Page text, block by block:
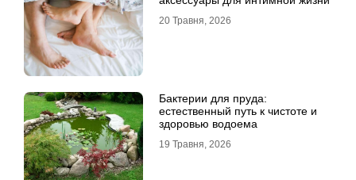
20 Травня, 2026
Бактерии для пруда:
естественный путь к чистоте и
здоровью водоема
19 Травня, 2026